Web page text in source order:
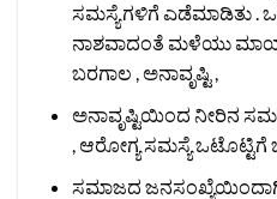
ಸಮಸ್ಯೆಗಳಿಗೆ ಎಡೆಮಾಡಿತು .
ನಾಶವಾದಂತೆ ಮಳೆಯು
ಬರಗಾಲ , ಅನಾವೃಷ್ಟಿ ,
ಅನಾವೃಷ್ಟಿಯಿಂದ ನೀರಿನ
, ಆರೋಗ್ಯ ಸಮಸ್ಯೆ ಒಟೊಟ್ಟಿಗೆ
ಸಮಾಜದ ಜನಸಂಖ್ಯೆಯಿಂದಾಗಿ